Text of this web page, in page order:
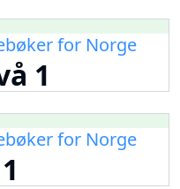
for Norge
1
for Norge